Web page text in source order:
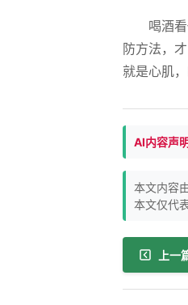
喝酒
防方法，
就是心肌
AI内容声明
本文内容
本文仅代
上一